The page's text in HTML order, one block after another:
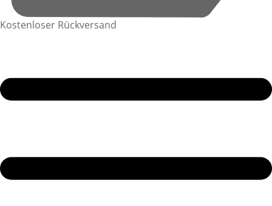
Kostenloser Rückversand